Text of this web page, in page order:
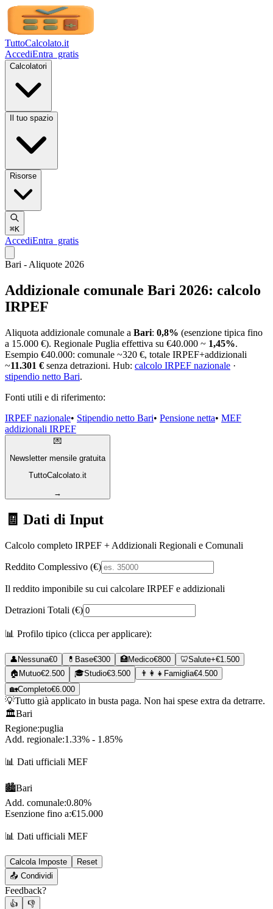
TuttoCalcolato.it
AccediEntra gratis
Calcolatori
Il tuo spazio
Risorse
⌘K
AccediEntra gratis
Bari - Aliquote 2026
Addizionale comunale Bari 2026: calcolo
IRPEF
Aliquota addizionale comunale a Bari: 0,8% (esenzione tipica fino
a 15.000 €). Regionale Puglia effettiva su €40.000 ~ 1,45%.
Esempio €40.000: comunale ~320 €, totale IRPEF+addizionali
~11.301 € senza detrazioni. Hub: calcolo IRPEF nazionale ·
stipendio netto Bari.
Fonti utili e di riferimento:
IRPEF nazionale• Stipendio netto Bari• Pensione netta• MEF
addizionali IRPEF
💌
Newsletter mensile gratuita
TuttoCalcolato.it
→
🧾 Dati di Input
Calcolo completo IRPEF + Addizionali Regionali e Comunali
Reddito Complessivo (€)
Il reddito imponibile su cui calcolare IRPEF e addizionali
Detrazioni Totali (€)
📊 Profilo tipico (clicca per applicare):
👤Nessuna€0 💊 Base€300 🏥Medico€800 🦷Salute+€1.500
🏠 Mutuo€2.500 🎓Studio€3.500 👨‍👩‍👧 Famiglia€4.500
🏡Completo€6.000
💡Tutto già applicato in busta paga. Non hai spese extra da detrarre.
🏛️Bari
Regione:puglia
Add. regionale:1.33% - 1.85%
📊 Dati ufficiali MEF
🏙️Bari
Add. comunale:0.80%
Esenzione fino a:€15.000
📊 Dati ufficiali MEF
Calcola Imposte
Reset
📤 Condividi
Feedback?
👍 👎